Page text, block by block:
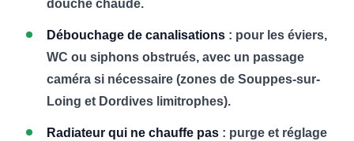
douche chaude.
Débouchage de canalisations : pour les éviers,
WC ou siphons obstrués, avec un passage
caméra si nécessaire (zones de Souppes-sur-
Loing et Dordives limitrophes).
Radiateur qui ne chauffe pas : purge et réglage